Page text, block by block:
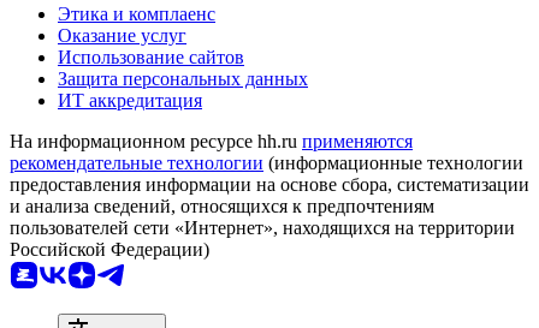
Этика и комплаенс
Оказание услуг
Использование сайтов
Защита персональных данных
ИТ аккредитация
На информационном ресурсе hh.ru применяются
рекомендательные технологии (информационные технологии
предоставления информации на основе сбора, систематизации
и анализа сведений, относящихся к предпочтениям
пользователей сети «Интернет», находящихся на территории
Российской Федерации)